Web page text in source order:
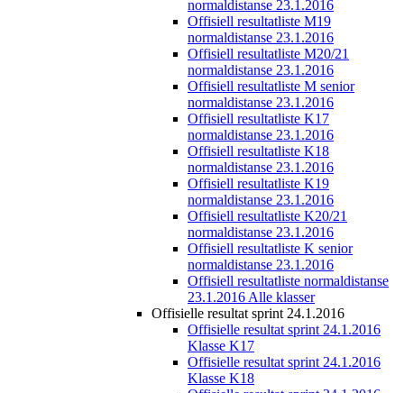
normaldistanse 23.1.2016
Offisiell resultatliste M19
normaldistanse 23.1.2016
Offisiell resultatliste M20/21
normaldistanse 23.1.2016
Offisiell resultatliste M senior
normaldistanse 23.1.2016
Offisiell resultatliste K17
normaldistanse 23.1.2016
Offisiell resultatliste K18
normaldistanse 23.1.2016
Offisiell resultatliste K19
normaldistanse 23.1.2016
Offisiell resultatliste K20/21
normaldistanse 23.1.2016
Offisiell resultatliste K senior
normaldistanse 23.1.2016
Offisiell resultatliste normaldistanse
23.1.2016 Alle klasser
Offisielle resultat sprint 24.1.2016
Offisielle resultat sprint 24.1.2016
Klasse K17
Offisielle resultat sprint 24.1.2016
Klasse K18